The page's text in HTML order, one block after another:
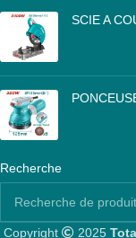
SCIE A
Recherche
Copyright 2025